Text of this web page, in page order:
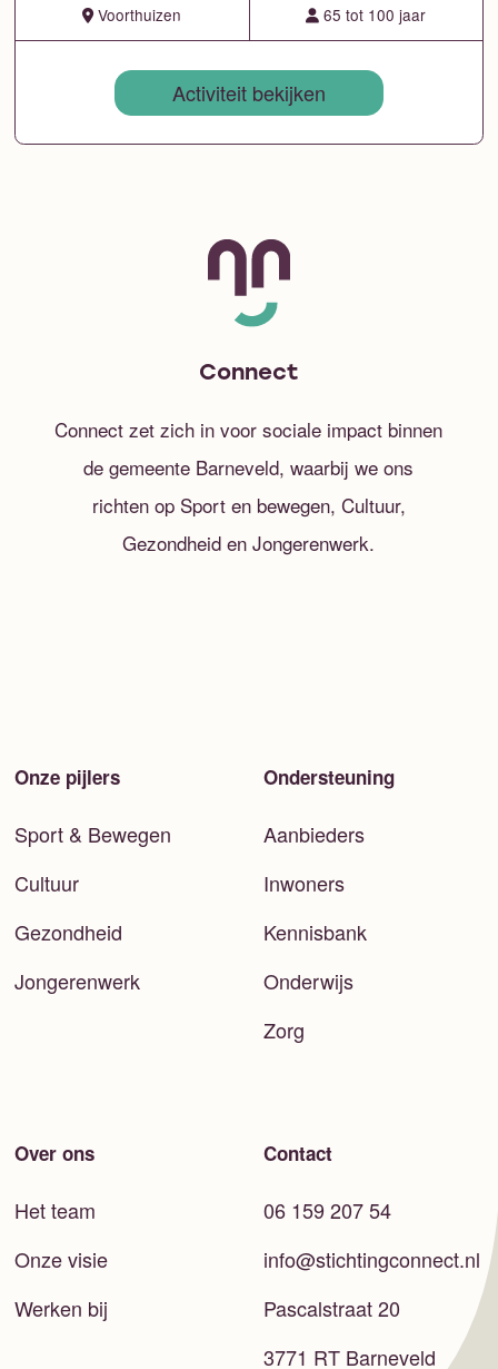
Voorthuizen 65 tot 100 jaar
Activiteit bekijken
Connect
Connect zet zich in voor sociale impact binnen
de gemeente Barneveld, waarbij we ons
richten op Sport en bewegen, Cultuur,
Gezondheid en Jongerenwerk.
Onze pijlers
Sport & Bewegen
Cultuur
Gezondheid
Jongerenwerk
Ondersteuning
Aanbieders
Inwoners
Kennisbank
Onderwijs
Zorg
Over ons
Het team
Onze visie
Werken bij
Contact
06 159 207 54
info@stichtingconnect.nl
Pascalstraat 20
3771 RT Barneveld